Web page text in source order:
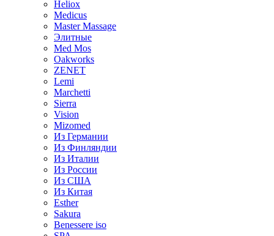
Heliox
Medicus
Master Massage
Элитные
Med Mos
Oakworks
ZENET
Lemi
Marchetti
Sierra
Vision
Mizomed
Из Германии
Из Финляндии
Из Италии
Из России
Из США
Из Китая
Esther
Sakura
Benessere iso